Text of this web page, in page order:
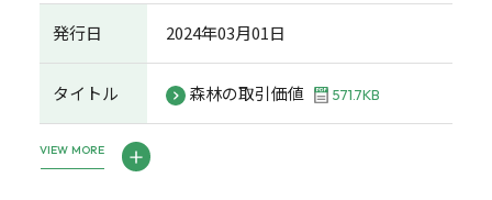
発行日 2024年03月01日
タイトル 森林の取引価値 571.7KB
VIEW MORE